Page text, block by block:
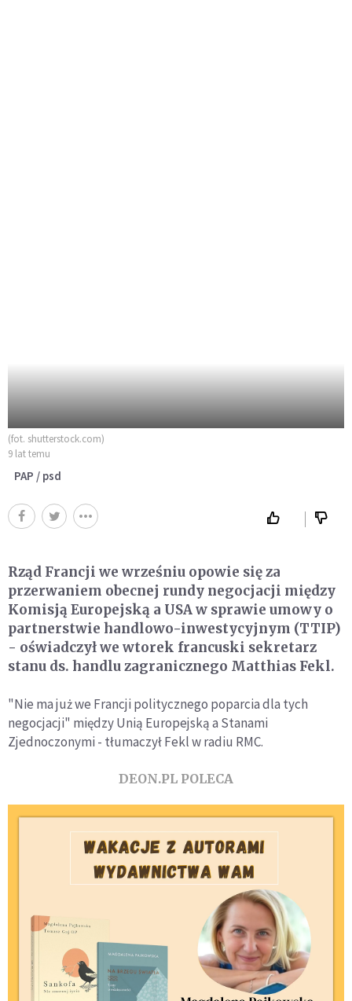
(fot. shutterstock.com)
9 lat temu
PAP / psd
Rząd Francji we wrześniu opowie się za
przerwaniem obecnej rundy negocjacji między
Komisją Europejską a USA w sprawie umowy o
partnerstwie handlowo-inwestycyjnym (TTIP)
- oświadczył we wtorek francuski sekretarz
stanu ds. handlu zagranicznego Matthias Fekl.
"Nie ma już we Francji politycznego poparcia dla tych
negocjacji" między Unią Europejską a Stanami
Zjednoczonymi - tłumaczył Fekl w radiu RMC.
DEON.PL POLECA